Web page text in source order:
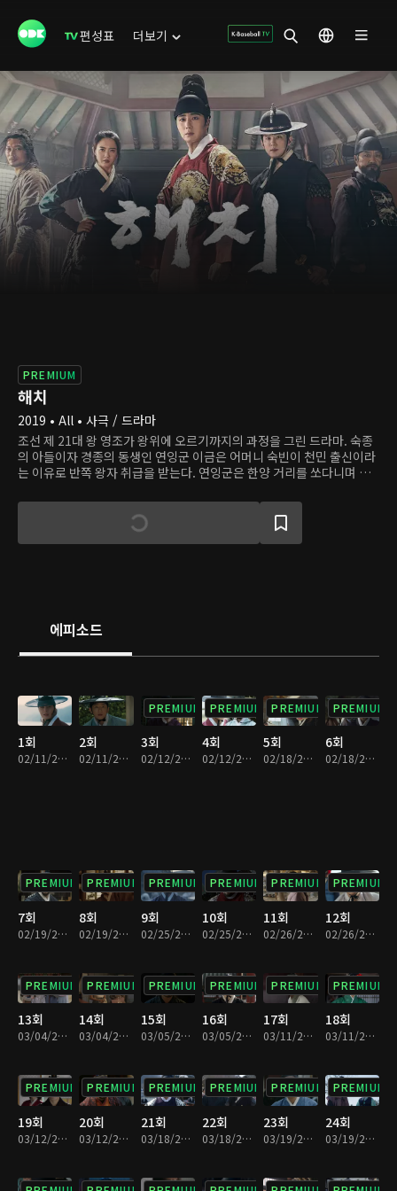
편성표 더보기
PREMIUM
해치
2019 • All • 사극 / 드라마
조선 제 21대 왕 영조가 왕위에 오르기까지의 과정을 그린 드라마. 숙종
의 아들이자 경종의 동생인 연잉군 이금은 어머니 숙빈이 천민 출신이라
는 이유로 반쪽 왕자 취급을 받는다. 연잉군은 한양 거리를 쏘다니며 여
두머리 달문은 등은 신분을 뛰어넘어 한 뜻을 품은 동지가 되어 준다. 병
약한 경종의 후계자 자리를 둘러싼 역모가 계획되고, 이금은 정적들의 덫
에 걸려 사랑하는 모든 것을 잃을 뻔한다. 이금은 소중한 사람들을 지키
에피소드
1회
02/11/2019 • 31분
2회
02/11/2019 • 30분
PREMIUM
3회
02/12/2019 • 30분
PREMIUM
4회
02/12/2019 • 31분
PREMIUM
5회
02/18/2019 • 30분
PREMIUM
6회
02/18/2019 • 30분
PREMIUM
7회
02/19/2019 • 28분
PREMIUM
8회
02/19/2019 • 32분
PREMIUM
9회
02/25/2019 • 31분
PREMIUM
10회
02/25/2019 • 29분
PREMIUM
11회
02/26/2019 • 31분
PREMIUM
12회
02/26/2019 • 29분
PREMIUM
13회
03/04/2019 • 30분
PREMIUM
14회
03/04/2019 • 31분
PREMIUM
15회
03/05/2019 • 30분
PREMIUM
16회
03/05/2019 • 31분
PREMIUM
17회
03/11/2019 • 30분
PREMIUM
18회
03/11/2019 • 30분
PREMIUM
19회
03/12/2019 • 28분
PREMIUM
20회
03/12/2019 • 33분
PREMIUM
21회
03/18/2019 • 28분
PREMIUM
22회
03/18/2019 • 33분
PREMIUM
23회
03/19/2019 • 30분
PREMIUM
24회
03/19/2019 • 30분